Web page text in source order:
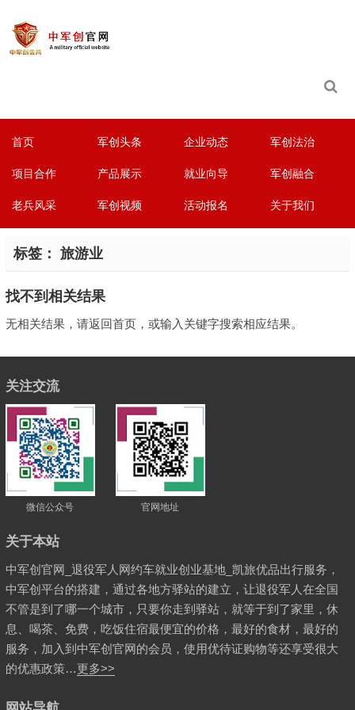
首页 军创头条 企业动态 军创法治
项目合作 产品展示 就业向导 军创融合
老兵风采 军创视频 活动报名 关于我们
标签： 旅游业
找不到相关结果
无相关结果，请返回首页，或输入关键字搜索相应结果。
关注交流
微信公众号 官网地址
关于本站
中军创官网_退役军人网约车就业创业基地_凯旅优品出行服务，
中军创平台的搭建，通过各地方驿站的建立，让退役军人在全国
不管是到了哪一个城市，只要你走到驿站，就等于到了家里，休
息、喝茶、免费，吃饭住宿最便宜的价格，最好的食材，最好的
服务，加入到中军创官网的会员，使用优待证购物等还享受很大
的优惠政策…更多>>